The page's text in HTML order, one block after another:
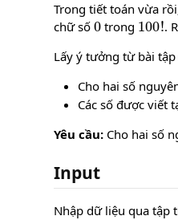
Trong tiết toán vừa
chữ số
0
trong
100!
.
Lấy ý tưởng từ bài
Cho hai số
Các số được viết
Yêu cầu: Cho hai số
Input
Nhập dữ liệu qua tập